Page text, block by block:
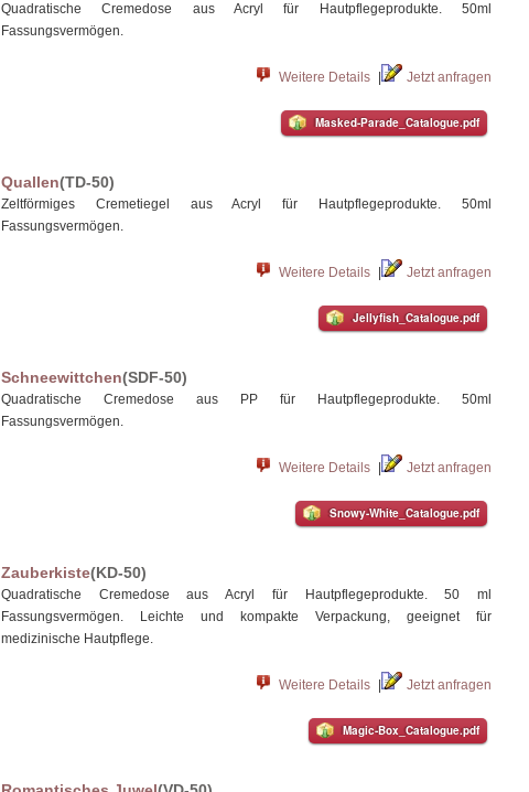
Quadratische Cremedose aus Acryl für Hautpflegeprodukte. 50ml
Fassungsvermögen.
Weitere Details Jetzt anfragen
Masked-Parade_Catalogue.pdf
Quallen(TD-50)
Zeltförmiges Cremetiegel aus Acryl für Hautpflegeprodukte. 50ml
Fassungsvermögen.
Weitere Details Jetzt anfragen
Jellyfish_Catalogue.pdf
Schneewittchen(SDF-50)
Quadratische Cremedose aus PP für Hautpflegeprodukte. 50ml
Fassungsvermögen.
Weitere Details Jetzt anfragen
Snowy-White_Catalogue.pdf
Zauberkiste(KD-50)
Quadratische Cremedose aus Acryl für Hautpflegeprodukte. 50 ml
Fassungsvermögen. Leichte und kompakte Verpackung, geeignet für
medizinische Hautpflege.
Weitere Details Jetzt anfragen
Magic-Box_Catalogue.pdf